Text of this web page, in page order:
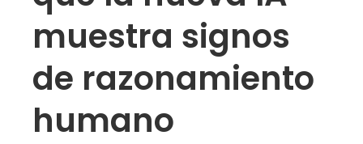
muestra signos
de razonamiento
humano